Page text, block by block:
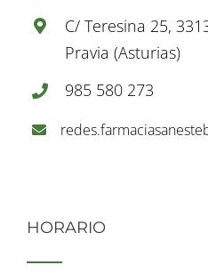
C/ Teresina 25,
Pravia (Asturias)
985 580 273
HORARIO